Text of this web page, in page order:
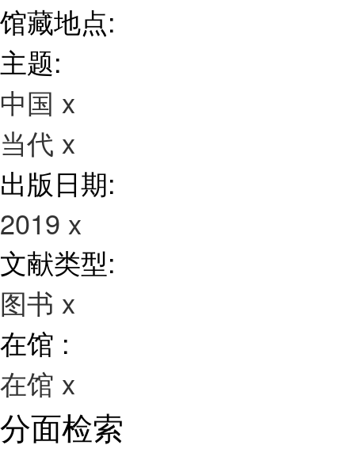
馆藏地点:
主题:
中国 x
当代 x
出版日期:
2019 x
文献类型:
图书 x
在馆 :
在馆 x
分面检索